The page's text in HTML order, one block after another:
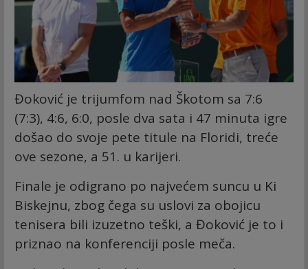
Đoković je trijumfom nad Škotom sa 7:6
(7:3), 4:6, 6:0, posle dva sata i 47 minuta igre
došao do svoje pete titule na Floridi, treće
ove sezone, a 51. u karijeri.
Finale je odigrano po najvećem suncu u Ki
Biskejnu, zbog čega su uslovi za obojicu
tenisera bili izuzetno teški, a Đoković je to i
priznao na konferenciji posle meča.